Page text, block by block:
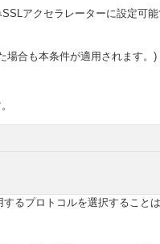
アクセラレーターに設定可
場合も本条件が適用されます。)
るプロトコルを選択すること